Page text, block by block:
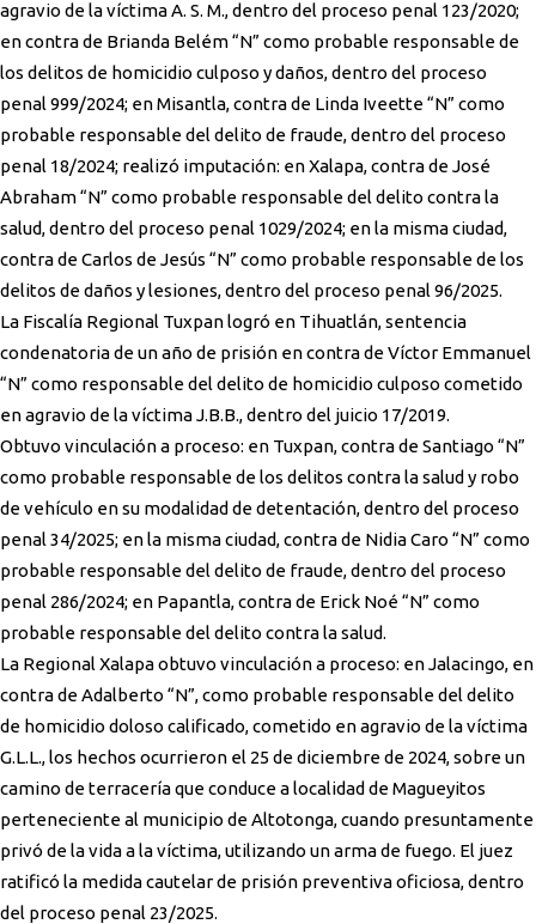
agravio de la víctima A. S. M., dentro del proceso penal 123/2020;
en contra de Brianda Belém “N” como probable responsable de
los delitos de homicidio culposo y daños, dentro del proceso
penal 999/2024; en Misantla, contra de Linda Iveette “N” como
probable responsable del delito de fraude, dentro del proceso
penal 18/2024; realizó imputación: en Xalapa, contra de José
Abraham “N” como probable responsable del delito contra la
salud, dentro del proceso penal 1029/2024; en la misma ciudad,
contra de Carlos de Jesús “N” como probable responsable de los
delitos de daños y lesiones, dentro del proceso penal 96/2025.
La Fiscalía Regional Tuxpan logró en Tihuatlán, sentencia
condenatoria de un año de prisión en contra de Víctor Emmanuel
“N” como responsable del delito de homicidio culposo cometido
en agravio de la víctima J.B.B., dentro del juicio 17/2019.
Obtuvo vinculación a proceso: en Tuxpan, contra de Santiago “N”
como probable responsable de los delitos contra la salud y robo
de vehículo en su modalidad de detentación, dentro del proceso
penal 34/2025; en la misma ciudad, contra de Nidia Caro “N” como
probable responsable del delito de fraude, dentro del proceso
penal 286/2024; en Papantla, contra de Erick Noé “N” como
probable responsable del delito contra la salud.
La Regional Xalapa obtuvo vinculación a proceso: en Jalacingo, en
contra de Adalberto “N”, como probable responsable del delito
de homicidio doloso calificado, cometido en agravio de la víctima
G.L.L., los hechos ocurrieron el 25 de diciembre de 2024, sobre un
camino de terracería que conduce a localidad de Magueyitos
perteneciente al municipio de Altotonga, cuando presuntamente
privó de la vida a la víctima, utilizando un arma de fuego. El juez
ratificó la medida cautelar de prisión preventiva oficiosa, dentro
del proceso penal 23/2025.